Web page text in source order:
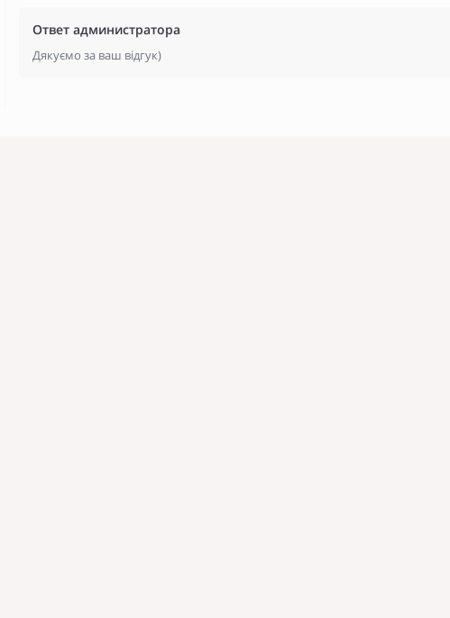
Ответ администратора
Дякуємо за ваш відгук)